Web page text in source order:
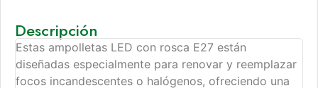
Descripción
Estas ampolletas LED con rosca E27 están
diseñadas especialmente para renovar y reemplazar
focos incandescentes o halógenos, ofreciendo una